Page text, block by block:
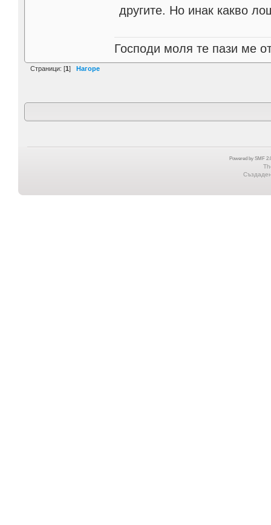
другите. Но инак какво
Господи моля те пази ме
Страници: [1] Нагоре
Powered by SMF